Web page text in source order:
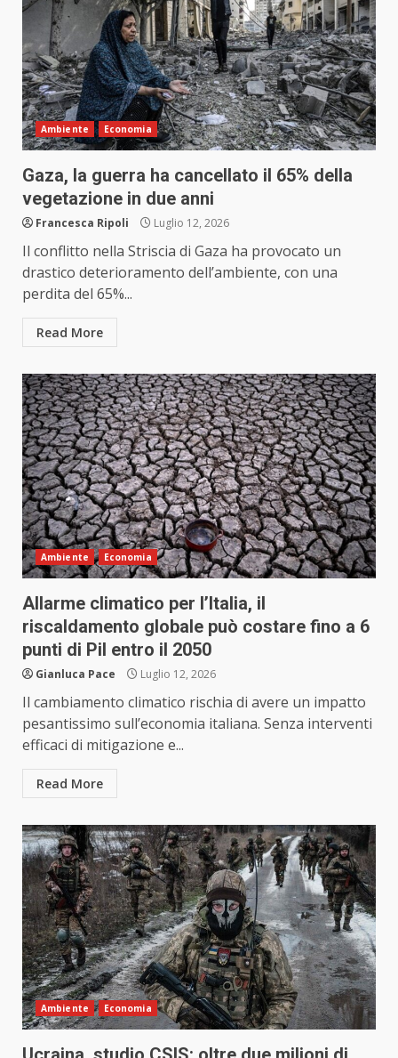
Ambiente Economia
Gaza, la guerra ha cancellato il 65% della
vegetazione in due anni
Francesca Ripoli Luglio 12, 2026
Il conflitto nella Striscia di Gaza ha provocato un
drastico deterioramento dell’ambiente, con una
perdita del 65%...
Read More
Ambiente Economia
Allarme climatico per l’Italia, il
riscaldamento globale può costare fino a 6
punti di Pil entro il 2050
Gianluca Pace Luglio 12, 2026
Il cambiamento climatico rischia di avere un impatto
pesantissimo sull’economia italiana. Senza interventi
efficaci di mitigazione e...
Read More
Ambiente Economia